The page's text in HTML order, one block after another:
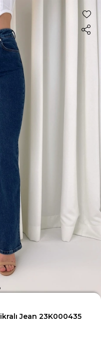
Jean 23K000435